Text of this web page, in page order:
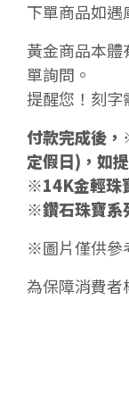
下單商品如
黃金商品本
單詢問。
提醒您！刻字
付款完成後
定假日)，如
※14K金輕珠
※鑽石珠寶系
※圖片僅供參
為保障消費者